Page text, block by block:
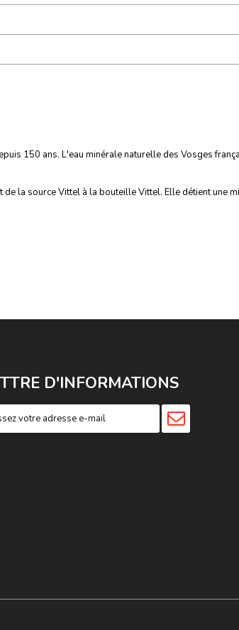
150 ans. L'eau minérale naturelle des Vosges
la source Vittel à la bouteille Vittel. Elle détient une
D'INFORMATIONS